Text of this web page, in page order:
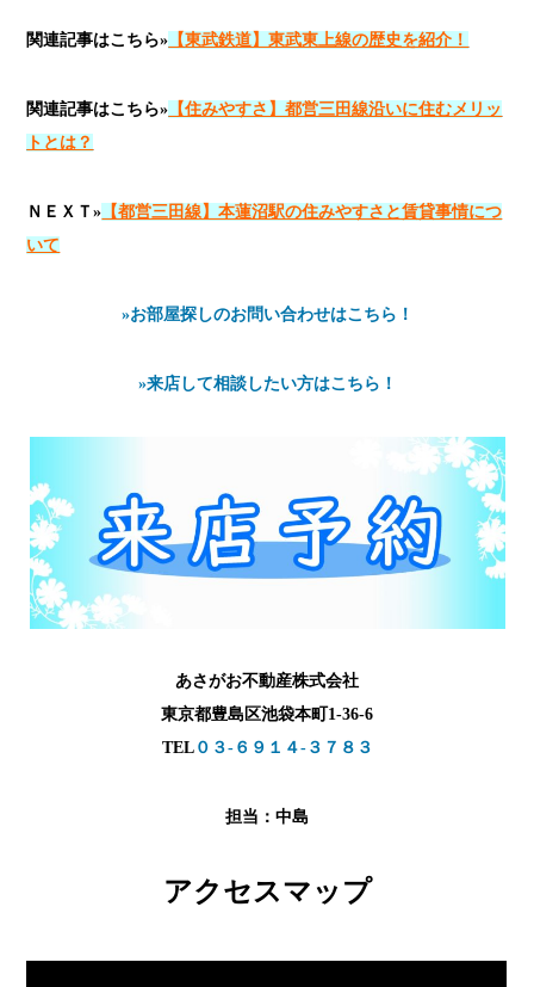
関連記事はこちら» 【東武鉄道】東武東上線の歴史を紹介！
関連記事はこちら» 【住みやすさ】都営三田線沿いに住むメリッ
トとは？
ＮＥＸＴ» 【都営三田線】本蓮沼駅の住みやすさと賃貸事情につ
いて
»お部屋探しのお問い合わせはこちら！
»来店して相談したい方はこちら！
あさがお不動産株式会社
東京都豊島区池袋本町1-36-6
TEL０３-６９１４-３７８３
担当：中島
アクセスマップ